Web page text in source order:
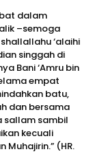
dalam
–semoga
‘alaihi
singgah di
Bani ‘Amru bin
empat
batu,
dan bersama
sallam sambil
kecuali
(HR.